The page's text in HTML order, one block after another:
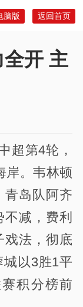
返回首页
脑版
开 主
超第4轮，
岸。韦林顿
青岛队阿齐
减，费利
戏法，彻底
以3胜1平
积分榜前